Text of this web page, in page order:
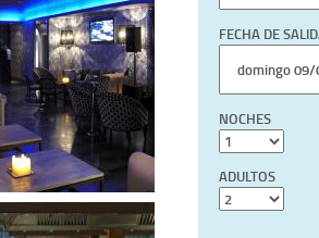
FECHA DE
NOCHES
ADULTOS